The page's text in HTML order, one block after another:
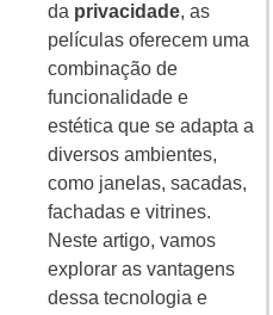
da privacidade, as
películas oferecem uma
combinação de
funcionalidade e
estética que se adapta a
diversos ambientes,
como janelas, sacadas,
fachadas e vitrines.
Neste artigo, vamos
explorar as vantagens
dessa tecnologia e